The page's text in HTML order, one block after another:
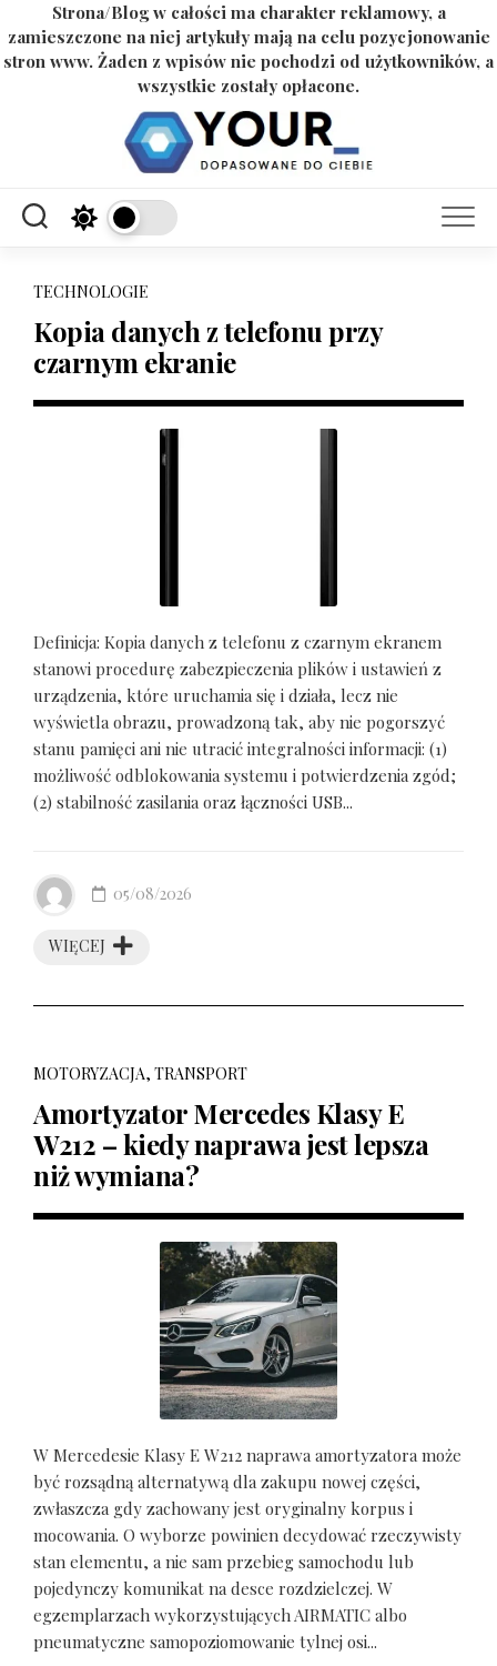
Strona/Blog w całości ma charakter reklamowy, a
zamieszczone na niej artykuły mają na celu pozycjonowanie
stron www. Żaden z wpisów nie pochodzi od użytkowników, a
wszystkie zostały opłacone.
TECHNOLOGIE
Kopia danych z telefonu przy
czarnym ekranie
Definicja: Kopia danych z telefonu z czarnym ekranem
stanowi procedurę zabezpieczenia plików i ustawień z
urządzenia, które uruchamia się i działa, lecz nie
wyświetla obrazu, prowadzoną tak, aby nie pogorszyć
stanu pamięci ani nie utracić integralności informacji: (1)
możliwość odblokowania systemu i potwierdzenia zgód;
(2) stabilność zasilania oraz łączności USB...
WIĘCEJ
05/08/2026
MOTORYZACJA, TRANSPORT
Amortyzator Mercedes Klasy E
W212 – kiedy naprawa jest lepsza
niż wymiana?
W Mercedesie Klasy E W212 naprawa amortyzatora może
być rozsądną alternatywą dla zakupu nowej części,
zwłaszcza gdy zachowany jest oryginalny korpus i
mocowania. O wyborze powinien decydować rzeczywisty
stan elementu, a nie sam przebieg samochodu lub
pojedynczy komunikat na desce rozdzielczej. W
egzemplarzach wykorzystujących AIRMATIC albo
pneumatyczne samopoziomowanie tylnej osi...